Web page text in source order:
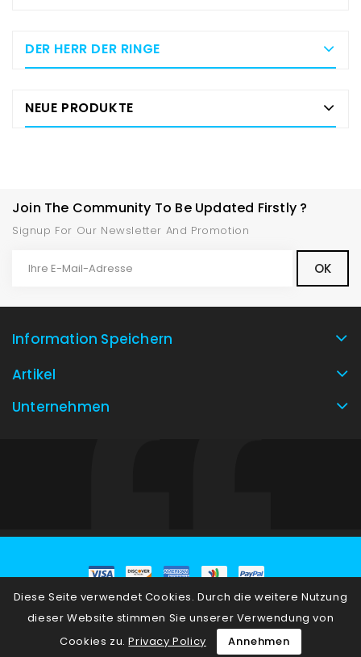
DER HERR DER RINGE
NEUE PRODUKTE
Join The Community To Be Updated Firstly ?
Signup For Our Newsletter And Promotion
Information Speichern
Artikel
Unternehmen
Diese Seite verwendet Cookies. Durch die weitere Nutzung
dieser Website stimmen Sie unserer Verwendung von
Cookies zu. Privacy Policy Annehmen
© 2026 - E-Commerce-Software von PrestaShop™